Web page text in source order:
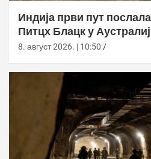
Индија први пут
Питцх Блацк у
8. август 2026. | 10:50